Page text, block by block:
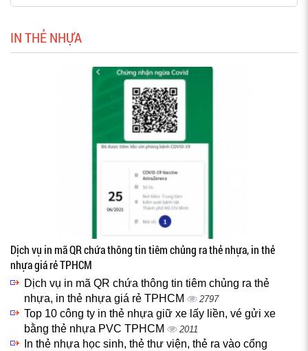
IN THẺ NHỰA
Dịch vụ in mã QR chứa thông tin tiêm chủng ra thẻ nhựa, in thẻ
nhựa giá rẻ TPHCM
Dịch vụ in mã QR chứa thông tin tiêm chủng ra thẻ
nhựa, in thẻ nhựa giá rẻ TPHCM
2797
Top 10 công ty in thẻ nhựa giữ xe lấy liền, vé gửi xe
bằng thẻ nhựa PVC TPHCM
2011
In thẻ nhựa học sinh, thẻ thư viện, thẻ ra vào cổng